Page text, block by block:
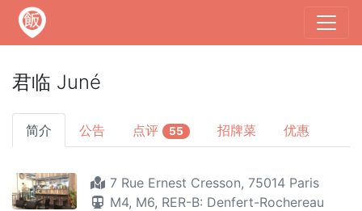
君临 Juné
简介 公告 点评 55 招牌菜 优惠
7 Rue Ernest Cresson, 75014 Paris
M4, M6, RER-B: Denfert-Rochereau